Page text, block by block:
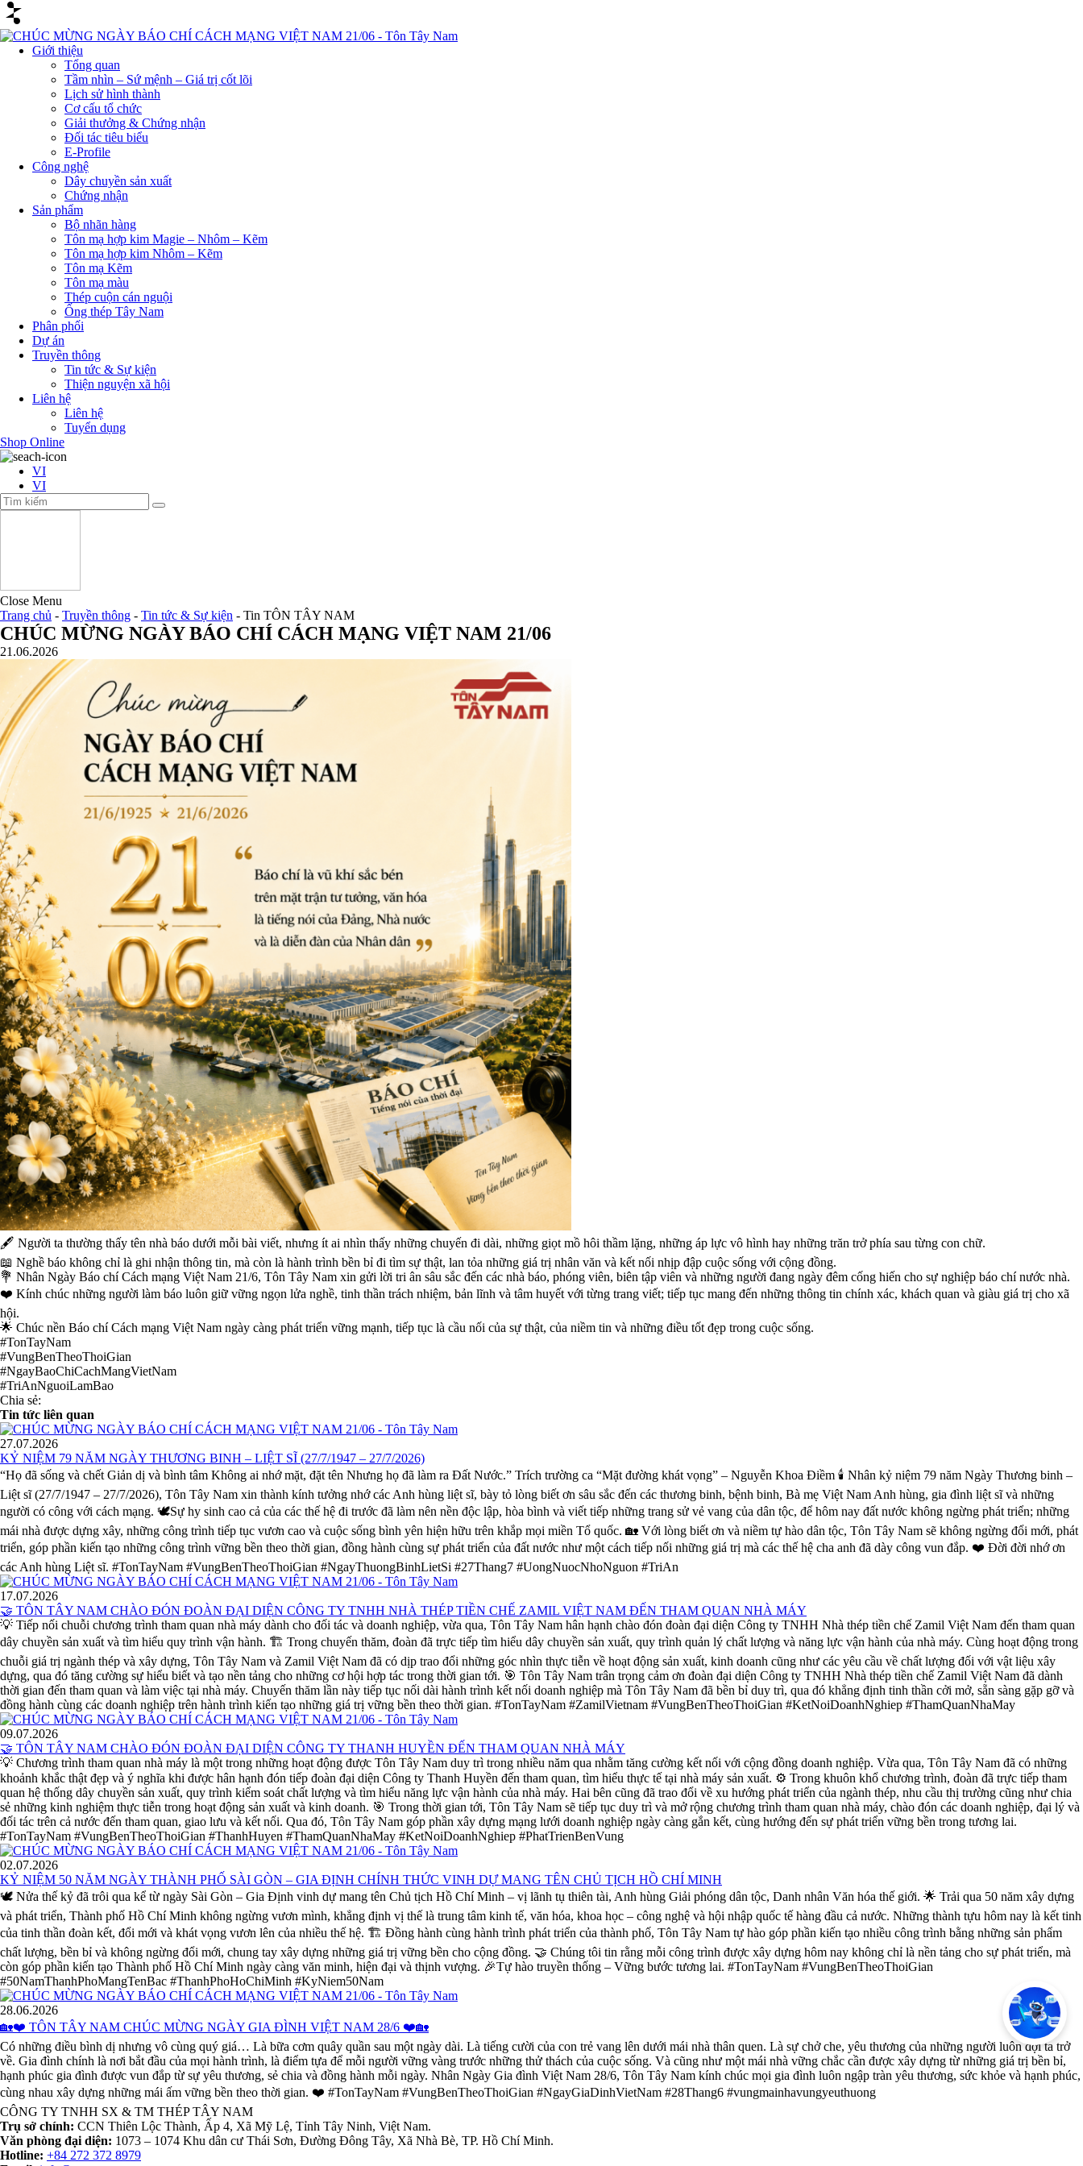
Giới thiệu
Tổng quan
Tầm nhìn – Sứ mệnh – Giá trị cốt lõi
Lịch sử hình thành
Cơ cấu tổ chức
Giải thưởng & Chứng nhận
Đối tác tiêu biểu
E-Profile
Công nghệ
Dây chuyền sản xuất
Chứng nhận
Sản phẩm
Bộ nhãn hàng
Tôn mạ hợp kim Magie – Nhôm – Kẽm
Tôn mạ hợp kim Nhôm – Kẽm
Tôn mạ Kẽm
Tôn mạ màu
Thép cuộn cán nguội
Ống thép Tây Nam
Phân phối
Dự án
Truyền thông
Tin tức & Sự kiện
Thiện nguyện xã hội
Liên hệ
Liên hệ
Tuyển dụng
Shop Online
VI
VI
Close Menu
Trang chủ - Truyền thông - Tin tức & Sự kiện - Tin TÔN TÂY NAM
CHÚC MỪNG NGÀY BÁO CHÍ CÁCH MẠNG VIỆT NAM 21/06
21.06.2026
🖋️ Người ta thường thấy tên nhà báo dưới mỗi bài viết, nhưng ít ai nhìn thấy những chuyến đi dài, những giọt mồ hôi thầm lặng, những áp lực vô hình hay những trăn trở phía sau từng con chữ.
📖 Nghề báo không chỉ là ghi nhận thông tin, mà còn là hành trình bền bỉ đi tìm sự thật, lan tỏa những giá trị nhân văn và kết nối nhịp đập cuộc sống với cộng đồng.
💐 Nhân Ngày Báo chí Cách mạng Việt Nam 21/6, Tôn Tây Nam xin gửi lời tri ân sâu sắc đến các nhà báo, phóng viên, biên tập viên và những người đang ngày đêm cống hiến cho sự nghiệp báo chí nước nhà.
❤️ Kính chúc những người làm báo luôn giữ vững ngọn lửa nghề, tinh thần trách nhiệm, bản lĩnh và tâm huyết với từng trang viết; tiếp tục mang đến những thông tin chính xác, khách quan và giàu giá trị cho xã
hội.
🌟 Chúc nền Báo chí Cách mạng Việt Nam ngày càng phát triển vững mạnh, tiếp tục là cầu nối của sự thật, của niềm tin và những điều tốt đẹp trong cuộc sống.
#TonTayNam
#VungBenTheoThoiGian
#NgayBaoChiCachMangVietNam
#TriAnNguoiLamBao
Chia sẻ:
Tin tức liên quan
27.07.2026
KỶ NIỆM 79 NĂM NGÀY THƯƠNG BINH – LIỆT SĨ (27/7/1947 – 27/7/2026)
“Họ đã sống và chết Giản dị và bình tâm Không ai nhớ mặt, đặt tên Nhưng họ đã làm ra Đất Nước.” Trích trường ca “Mặt đường khát vọng” – Nguyễn Khoa Điềm 🕯️ Nhân kỷ niệm 79 năm Ngày Thương binh –
Liệt sĩ (27/7/1947 – 27/7/2026), Tôn Tây Nam xin thành kính tưởng nhớ các Anh hùng liệt sĩ, bày tỏ lòng biết ơn sâu sắc đến các thương binh, bệnh binh, Bà mẹ Việt Nam Anh hùng, gia đình liệt sĩ và những
người có công với cách mạng. 🕊️Sự hy sinh cao cả của các thế hệ đi trước đã làm nên nền độc lập, hòa bình và viết tiếp những trang sử vẻ vang của dân tộc, để hôm nay đất nước không ngừng phát triển; những
mái nhà được dựng xây, những công trình tiếp tục vươn cao và cuộc sống bình yên hiện hữu trên khắp mọi miền Tổ quốc. 🏡 Với lòng biết ơn và niềm tự hào dân tộc, Tôn Tây Nam sẽ không ngừng đổi mới, phát
triển, góp phần kiến tạo những công trình vững bền theo thời gian, đồng hành cùng sự phát triển của đất nước như một cách tiếp nối những giá trị mà các thế hệ cha anh đã dày công vun đắp. ❤️ Đời đời nhớ ơn
các Anh hùng Liệt sĩ. #TonTayNam #VungBenTheoThoiGian #NgayThuongBinhLietSi #27Thang7 #UongNuocNhoNguon #TriAn
17.07.2026
🤝 TÔN TÂY NAM CHÀO ĐÓN ĐOÀN ĐẠI DIỆN CÔNG TY TNHH NHÀ THÉP TIỀN CHẾ ZAMIL VIỆT NAM ĐẾN THAM QUAN NHÀ MÁY
💡 Tiếp nối chuỗi chương trình tham quan nhà máy dành cho đối tác và doanh nghiệp, vừa qua, Tôn Tây Nam hân hạnh chào đón đoàn đại diện Công ty TNHH Nhà thép tiền chế Zamil Việt Nam đến tham quan
dây chuyền sản xuất và tìm hiểu quy trình vận hành. 🏗️ Trong chuyến thăm, đoàn đã trực tiếp tìm hiểu dây chuyền sản xuất, quy trình quản lý chất lượng và năng lực vận hành của nhà máy. Cùng hoạt động trong
chuỗi giá trị ngành thép và xây dựng, Tôn Tây Nam và Zamil Việt Nam đã có dịp trao đổi những góc nhìn thực tiễn về hoạt động sản xuất, kinh doanh cũng như các yêu cầu về chất lượng đối với vật liệu xây
dựng, qua đó tăng cường sự hiểu biết và tạo nền tảng cho những cơ hội hợp tác trong thời gian tới. 🎯 Tôn Tây Nam trân trọng cảm ơn đoàn đại diện Công ty TNHH Nhà thép tiền chế Zamil Việt Nam đã dành
thời gian đến tham quan và làm việc tại nhà máy. Chuyến thăm lần này tiếp tục nối dài hành trình kết nối doanh nghiệp mà Tôn Tây Nam đã bền bỉ duy trì, qua đó khẳng định tinh thần cởi mở, sẵn sàng gặp gỡ và
đồng hành cùng các doanh nghiệp trên hành trình kiến tạo những giá trị vững bền theo thời gian. #TonTayNam #ZamilVietnam #VungBenTheoThoiGian #KetNoiDoanhNghiep #ThamQuanNhaMay
09.07.2026
🤝 TÔN TÂY NAM CHÀO ĐÓN ĐOÀN ĐẠI DIỆN CÔNG TY THANH HUYỀN ĐẾN THAM QUAN NHÀ MÁY
💡 Chương trình tham quan nhà máy là một trong những hoạt động được Tôn Tây Nam duy trì trong nhiều năm qua nhằm tăng cường kết nối với cộng đồng doanh nghiệp. Vừa qua, Tôn Tây Nam đã có những
khoảnh khắc thật đẹp và ý nghĩa khi được hân hạnh đón tiếp đoàn đại diện Công ty Thanh Huyền đến tham quan, tìm hiểu thực tế tại nhà máy sản xuất. ⚙️ Trong khuôn khổ chương trình, đoàn đã trực tiếp tham
quan hệ thống dây chuyền sản xuất, quy trình kiểm soát chất lượng và tìm hiểu năng lực vận hành của nhà máy. Hai bên cũng đã trao đổi về xu hướng phát triển của ngành thép, nhu cầu thị trường cũng như chia
sẻ những kinh nghiệm thực tiễn trong hoạt động sản xuất và kinh doanh. 🎯 Trong thời gian tới, Tôn Tây Nam sẽ tiếp tục duy trì và mở rộng chương trình tham quan nhà máy, chào đón các doanh nghiệp, đại lý và
đối tác trên cả nước đến tham quan, giao lưu và kết nối. Qua đó, Tôn Tây Nam góp phần xây dựng mạng lưới doanh nghiệp ngày càng gắn kết, cùng hướng đến sự phát triển vững bền trong tương lai.
#TonTayNam #VungBenTheoThoiGian #ThanhHuyen #ThamQuanNhaMay #KetNoiDoanhNghiep #PhatTrienBenVung
02.07.2026
KỶ NIỆM 50 NĂM NGÀY THÀNH PHỐ SÀI GÒN – GIA ĐỊNH CHÍNH THỨC VINH DỰ MANG TÊN CHỦ TỊCH HỒ CHÍ MINH
🕊️ Nửa thế kỷ đã trôi qua kể từ ngày Sài Gòn – Gia Định vinh dự mang tên Chủ tịch Hồ Chí Minh – vị lãnh tụ thiên tài, Anh hùng Giải phóng dân tộc, Danh nhân Văn hóa thế giới. 🌟 Trải qua 50 năm xây dựng
và phát triển, Thành phố Hồ Chí Minh không ngừng vươn mình, khẳng định vị thế là trung tâm kinh tế, văn hóa, khoa học – công nghệ và hội nhập quốc tế hàng đầu cả nước. Những thành tựu hôm nay là kết tinh
của tinh thần đoàn kết, đổi mới và khát vọng vươn lên của nhiều thế hệ. 🏗️ Đồng hành cùng hành trình phát triển của thành phố, Tôn Tây Nam tự hào góp phần kiến tạo nhiều công trình bằng những sản phẩm
chất lượng, bền bỉ và không ngừng đổi mới, chung tay xây dựng những giá trị vững bền cho cộng đồng. 🤝 Chúng tôi tin rằng mỗi công trình được xây dựng hôm nay không chỉ là nền tảng cho sự phát triển, mà
còn góp phần kiến tạo Thành phố Hồ Chí Minh ngày càng văn minh, hiện đại và thịnh vượng. 🎉Tự hào truyền thống – Vững bước tương lai. #TonTayNam #VungBenTheoThoiGian
#50NamThanhPhoMangTenBac #ThanhPhoHoChiMinh #KyNiem50Nam
28.06.2026
🏡❤️ TÔN TÂY NAM CHÚC MỪNG NGÀY GIA ĐÌNH VIỆT NAM 28/6 ❤️🏡
Có những điều bình dị nhưng vô cùng quý giá… Là bữa cơm quây quần sau một ngày dài. Là tiếng cười của con trẻ vang lên dưới mái nhà thân quen. Là sự chở che, yêu thương của những người luôn đợi ta trở
về. Gia đình chính là nơi bắt đầu của mọi hành trình, là điểm tựa để mỗi người vững vàng trước những thử thách của cuộc sống. Và cũng như một mái nhà vững chắc cần được xây dựng từ những giá trị bền bỉ,
hạnh phúc gia đình được vun đắp từ sự yêu thương, sẻ chia và đồng hành mỗi ngày. Nhân Ngày Gia đình Việt Nam 28/6, Tôn Tây Nam kính chúc mọi gia đình luôn ngập tràn yêu thương, sức khỏe và hạnh phúc,
cùng nhau xây dựng những mái ấm vững bền theo thời gian. ❤️ #TonTayNam #VungBenTheoThoiGian #NgayGiaDinhVietNam #28Thang6 #vungmainhavungyeuthuong
CÔNG TY TNHH SX & TM THÉP TÂY NAM
Trụ sở chính: CCN Thiên Lộc Thành, Ấp 4, Xã Mỹ Lệ, Tỉnh Tây Ninh, Việt Nam.
Văn phòng đại diện: 1073 – 1074 Khu dân cư Thái Sơn, Đường Đông Tây, Xã Nhà Bè, TP. Hồ Chí Minh.
Hotline: +84 272 372 8979